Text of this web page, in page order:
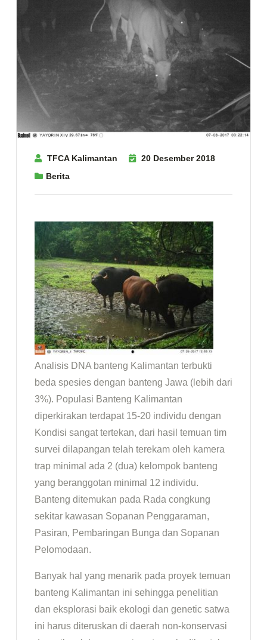
TFCA Kalimantan
20 Desember 2018
Berita
Analisis DNA banteng Kalimantan terbukti
beda spesies dengan banteng Jawa (lebih dari
3%). Populasi Banteng Kalimantan
diperkirakan terdapat 15-20 individu dengan
Kondisi sangat tertekan, dari hasil temuan tim
survei dilapangan telah terekam oleh kamera
trap minimal ada 2 (dua) kelompok banteng
yang beranggotan minimal 12 individu.
Banteng ditemukan pada Rada congkung
sekitar kawasan Sopanan Penggaraman,
Pasiran, Pembaringan Bunga dan Sopanan
Pelomodaan.
Banyak hal yang menarik pada proyek temuan
banteng Kalimantan ini sehingga penelitian
dan eksplorasi baik ekologi dan genetic satwa
ini harus diteruskan di daerah non-konservasi